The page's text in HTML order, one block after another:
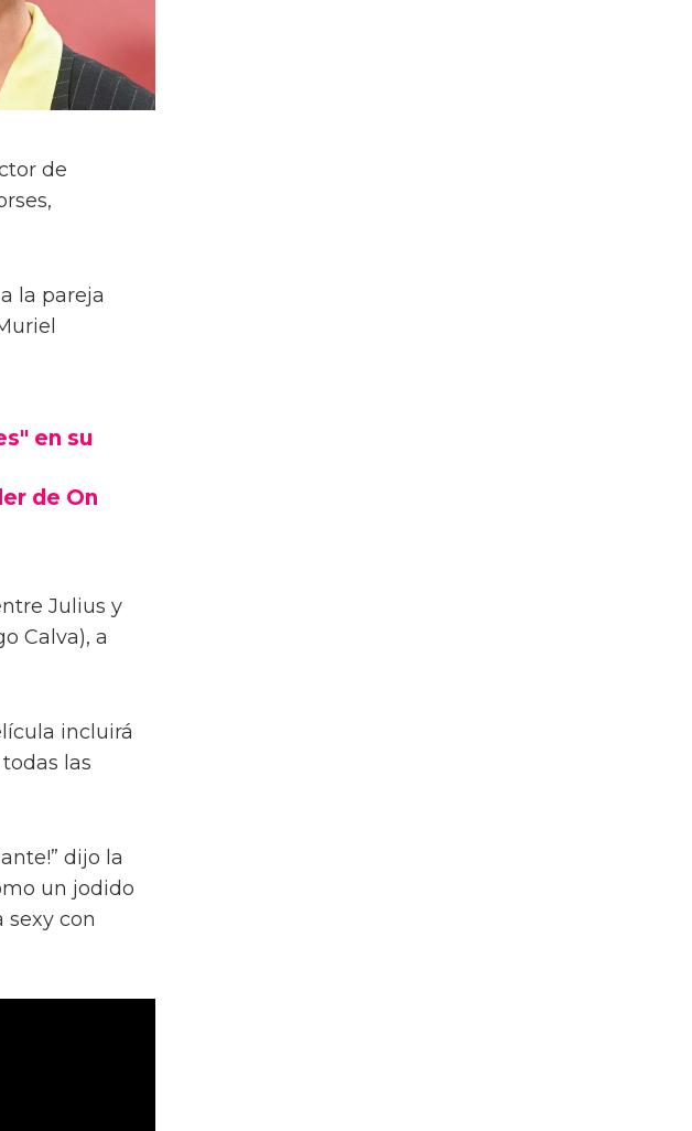
de
la pareja
en su
de On
Julius y
Calva), a
incluirá
las
dijo la
un jodido
sexy con